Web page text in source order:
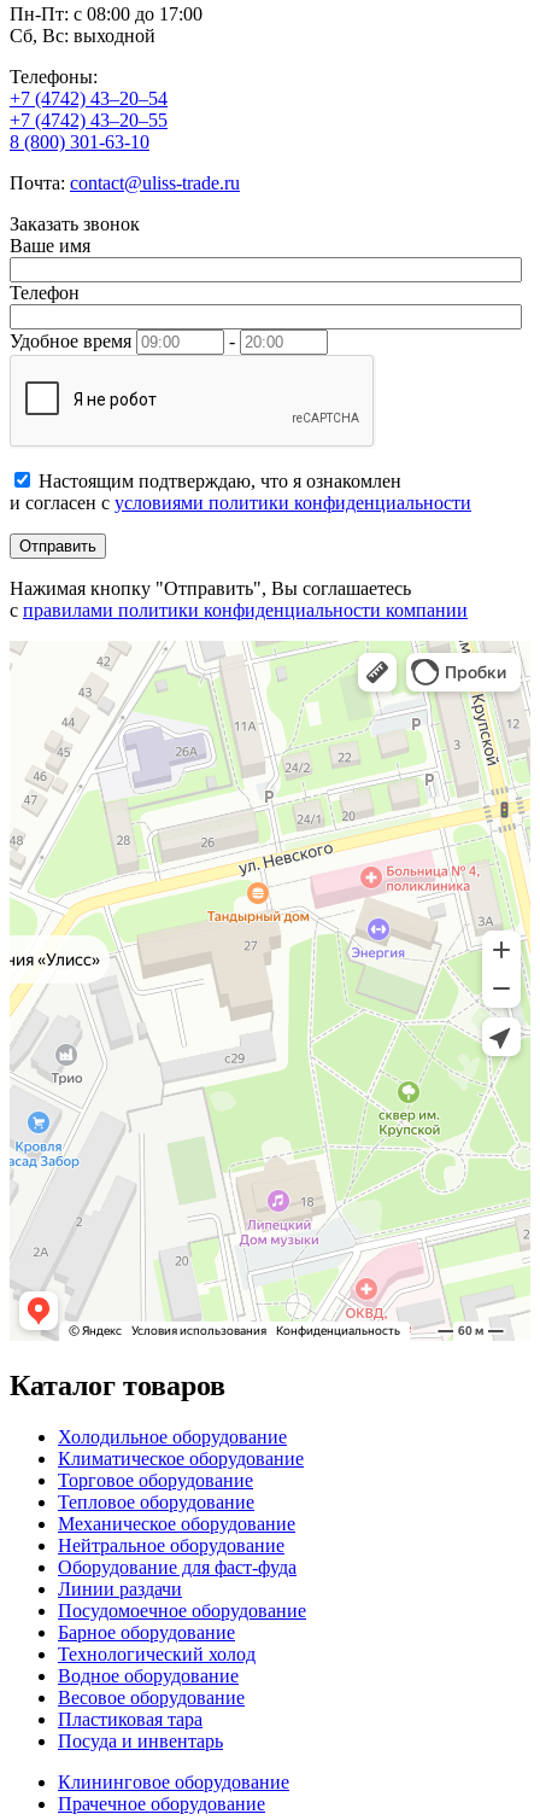
Пн-Пт: с 08:00 до 17:00
Сб, Вс: выходной
Телефоны:
+7 (4742) 43–20–54
+7 (4742) 43–20–55
8 (800) 301-63-10
Почта: contact@uliss-trade.ru
Заказать звонок
Ваше имя
Телефон
Удобное время -
Настоящим подтверждаю, что я ознакомлен
и согласен с условиями политики конфиденциальности
Отправить
Нажимая кнопку "Отправить", Вы соглашаетесь
с правилами политики конфиденциальности компании
Каталог товаров
Холодильное оборудование
Климатическое оборудование
Торговое оборудование
Тепловое оборудование
Механическое оборудование
Нейтральное оборудование
Оборудование для фаст-фуда
Линии раздачи
Посудомоечное оборудование
Барное оборудование
Технологический холод
Водное оборудование
Весовое оборудование
Пластиковая тара
Посуда и инвентарь
Клининговое оборудование
Прачечное оборудование